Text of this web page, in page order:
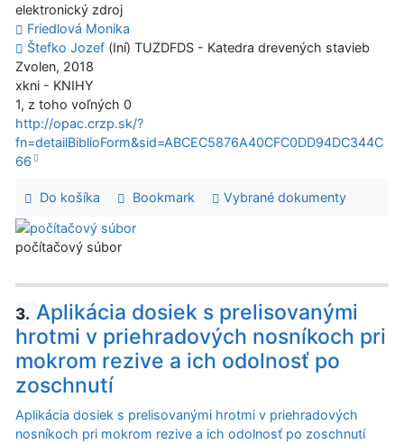
elektronický zdroj
Friedlová Monika
Štefko Jozef (Iní) TUZDFDS - Katedra drevených stavieb
Zvolen, 2018
xkni - KNIHY
1, z toho voľných 0
http://opac.crzp.sk/?
fn=detailBiblioForm&sid=ABCEC5876A40CFC0DD94DC344C
66
Do košíka Bookmark Vybrané dokumenty
počítačový súbor
3. Aplikácia dosiek s prelisovanými
hrotmi v priehradových nosníkoch pri
mokrom rezive a ich odolnosť po
zoschnutí
Aplikácia dosiek s prelisovanými hrotmi v priehradových
nosníkoch pri mokrom rezive a ich odolnosť po zoschnutí